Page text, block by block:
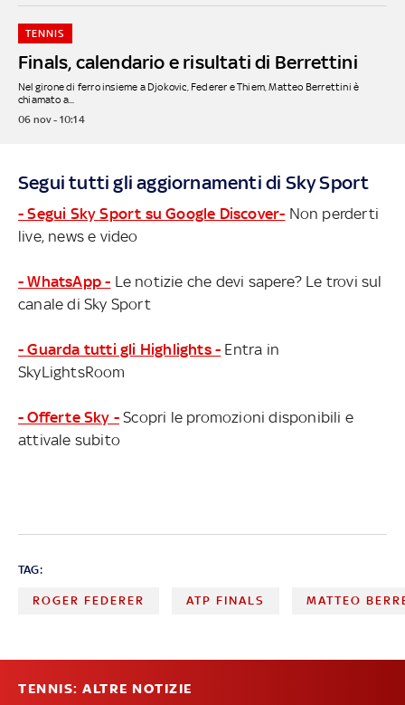
Finals, calendario e risultati di Berrettini
TENNIS
Nel girone di ferro insieme a Djokovic, Federer e Thiem, Matteo Berrettini è
chiamato a...
06 nov - 10:14
Segui tutti gli aggiornamenti di Sky Sport
- Segui Sky Sport su Google Discover- Non perderti
live, news e video
- WhatsApp - Le notizie che devi sapere? Le trovi sul
canale di Sky Sport
- Guarda tutti gli Highlights - Entra in
SkyLightsRoom
- Offerte Sky - Scopri le promozioni disponibili e
attivale subito
TAG:
ROGER FEDERER ATP FINALS MATTEO
TENNIS: ALTRE NOTIZIE